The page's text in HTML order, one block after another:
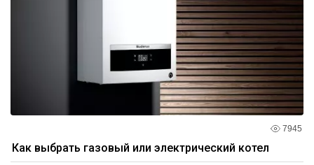
7945
Как выбрать газовый или электрический котел